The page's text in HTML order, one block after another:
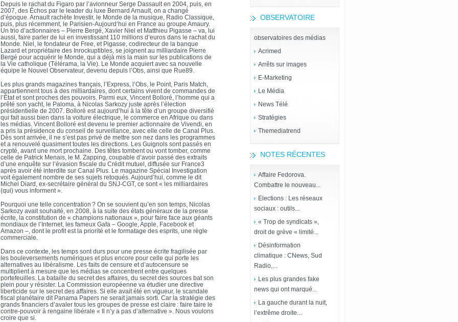
OBSERVATOIRE
observatoires des médias
Acrimed
Arrêts sur images
E-Marketing
Le Média
News Télé
Stratégies
Themediatrend
NOTES RÉCENTES
Affaire Fedorova.
Combattre le nouveau...
Elections : Les réseaux
sociaux : outils...
« Trop de syndicats »,
droit de grève « limité...
Désinformation
climatique : CNews, Sud
Radio,...
Les plus grandes fake
news qui ont marqué...
La gauche durant la nuit,
l’extrême droite...
Depuis le rachat du Figaro par l’avionneur Serge Dassault en 2004, puis, en
2007, des Échos par le leader du luxe Bernard Arnault, on a changé
d’époque. Arnault rachète Investir, le Monde de la musique, Radio Classique,
puis, plus récemment, le Parisien-Aujourd’hui en France au groupe Amaury.
Un trio d’actionnaires – Pierre Bergé, Xavier Niel et Matthieu Pigasse – va, lui
aussi, faire parler de lui en investissant 110 millions d’euros dans le rachat du
Monde. Niel, le fondateur de Free, et Pigasse, codirecteur de la banque
Lazard et propriétaire des Inrockuptibles, se joignent au milliardaire Pierre
Bergé pour acquérir le Monde, qui a déjà mis la main sur les publications de
la Vie catholique (Télérama, la Vie). Le Monde acquiert avec sa nouvelle
équipe le Nouvel Observateur, devenu depuis l’Obs, ainsi que Rue89.
Les plus grands magazines français, l’Express, l’Obs, le Point, Paris Match,
appartiennent tous à des milliardaires, dont certains vivent de commandes de
l’État et sont proches des pouvoirs. Parmi eux, Vincent Bolloré, l’homme qui a
prêté son yacht, le Paloma, à Nicolas Sarkozy juste après l’élection
présidentielle de 2007. Bolloré est aujourd’hui à la tête d’un groupe diversifié
qui fait aussi bien dans la voiture électrique, le commerce en Afrique ou dans
les médias. Vincent Bolloré est devenu le premier actionnaire de Vivendi, en
a pris la présidence du conseil de surveillance, avec elle celle de Canal Plus.
Dès sont arrivée, il ne s’est pas privé de mettre son nez dans les programmes
et a renouvelé quasiment toutes les directions. Les Guignols sont passés en
crypté, avant une mort prochaine. Des têtes tombent ou vont tomber, comme
celle de Patrick Menais, le M. Zapping, coupable d’avoir passé des extraits
d’une enquête sur l’évasion fiscale du Crédit mutuel, diffusée sur France3
après avoir été interdite sur Canal Plus. Le magazine Spécial Investigation
voit également nombre de ses sujets retoqués. Aujourd’hui, comme le dit
Michel Diard, ex-secrétaire général du SNJ-CGT, ce sont « les milliardaires
(qui) vous informent ».
Pourquoi une telle concentration ? On se souvient qu’en son temps, Nicolas
Sarkozy avait souhaité, en 2008, à la suite des états généraux de la presse
écrite, la constitution de « champions nationaux », pour faire face aux géants
mondiaux de l’Internet, les fameux Gafa – Google, Apple, Facebook et
Amazon –, dont le profit est la priorité et le formatage des esprits, une règle
commerciale.
Dans ce contexte, les temps sont durs pour une presse écrite fragilisée par
les bouleversements numériques et plus encore pour celle qui porte les
alternatives au libéralisme. Les faits de censure et d’autocensure se
multiplient à mesure que les médias se concentrent entre quelques
portefeuilles. La bataille du secret des affaires, du secret des sources bat son
plein pour y résister. La Commission européenne va étudier une directive
liberticide sur le secret des affaires. Si elle avait été en vigueur, le scandale
fiscal planétaire dit Panama Papers ne serait jamais sorti. Car la stratégie des
grands financiers d’avaler tous les groupes de presse est claire : faire taire le
contre-pouvoir à rengaine libérale « Il n’y a pas d’alternative ». Nous voulons
croire que si.